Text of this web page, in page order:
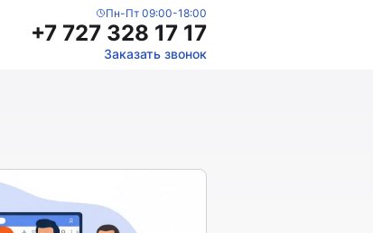
Пн-Пт 09:00-18:00
+7 727 328 17 17
Заказать звонок